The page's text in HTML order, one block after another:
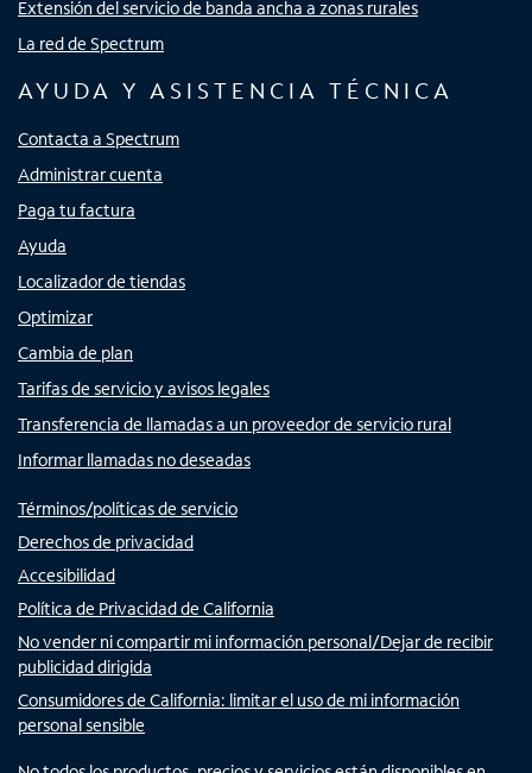
Extensión del servicio de banda ancha a zonas rurales
La red de Spectrum
AYUDA Y ASISTENCIA TÉCNICA
Contacta a Spectrum
Administrar cuenta
Paga tu factura
Ayuda
Localizador de tiendas
Optimizar
Cambia de plan
Tarifas de servicio y avisos legales
Transferencia de llamadas a un proveedor de servicio rural
Informar llamadas no deseadas
Términos/políticas de servicio
Derechos de privacidad
Accesibilidad
Política de Privacidad de California
No vender ni compartir mi información personal/Dejar de recibir
publicidad dirigida
Consumidores de California: limitar el uso de mi información
personal sensible